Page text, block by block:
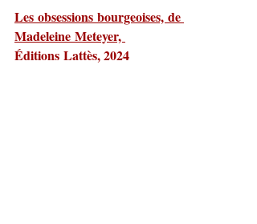
Les obsessions bourgeoises, de
Madeleine Meteyer,
Éditions Lattès, 2024